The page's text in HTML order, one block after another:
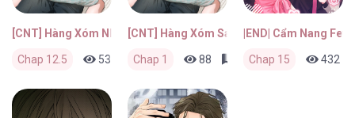
[CNT] Hàng Xóm Nhà Bên
Chap 12.5 537 1 5 ngày trước
[CNT] Hàng Xóm Sát Vách
Chap 1 88 1 tháng trước
|END| Cẩm Nang
Chap 15 432